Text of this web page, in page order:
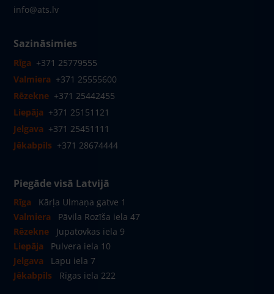
info@ats.lv
Sazināsimies
Rīga +371 25779555
Valmiera +371 25555600
Rēzekne +371 25442455
Liepāja +371 25151121
Jelgava +371 25451111
Jēkabpils +371 28674444
Piegāde visā Latvijā
Rīga
Kārļa Ulmaņa gatve 1
Valmiera
Pāvila Rozīša iela 47
Rēzekne
Jupatovkas iela 9
Liepāja
Pulvera iela 10
Jelgava
Lapu iela 7
Jēkabpils
Rīgas iela 222